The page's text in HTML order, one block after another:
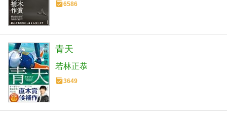
6586
青天
若林正恭
3649